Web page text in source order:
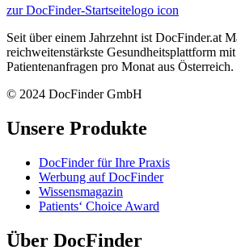
zur DocFinder-Startseitelogo icon
Seit über einem Jahrzehnt ist DocFinder.at
reichweitenstärkste Gesundheitsplattform
Patientenanfragen pro Monat aus Österreich.
© 2024 DocFinder GmbH
Unsere Produkte
DocFinder für Ihre Praxis
Werbung auf DocFinder
Wissensmagazin
Patients‘ Choice Award
Über DocFinder